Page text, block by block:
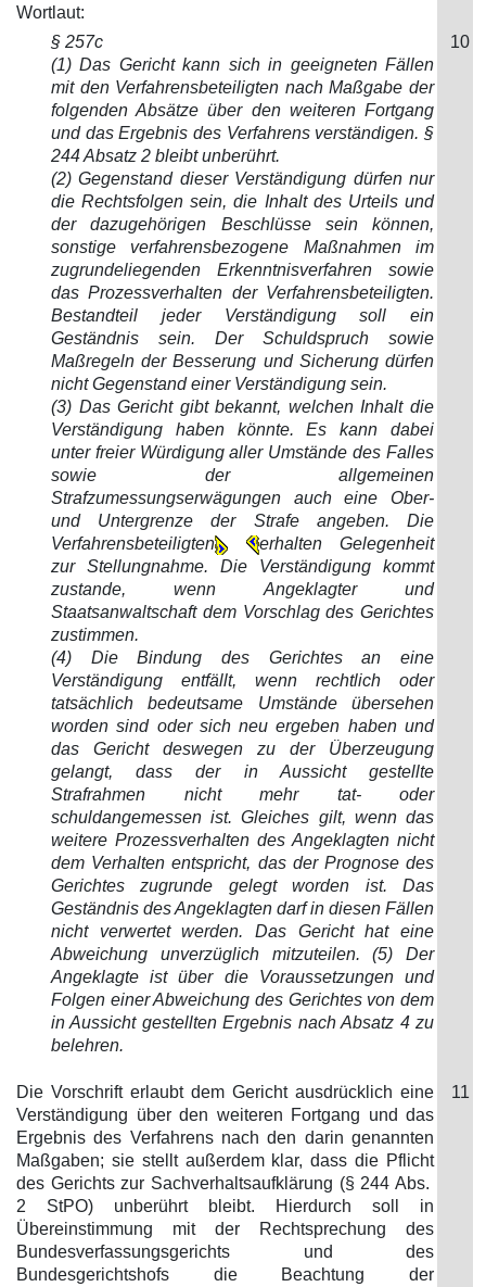
Wortlaut:
§ 257c
(1) Das Gericht kann sich in geeigneten Fällen
mit den Verfahrensbeteiligten nach Maßgabe der
folgenden Absätze über den weiteren Fortgang
und das Ergebnis des Verfahrens verständigen. §
244 Absatz 2 bleibt unberührt.
(2) Gegenstand dieser Verständigung dürfen nur
die Rechtsfolgen sein, die Inhalt des Urteils und
der dazugehörigen Beschlüsse sein können,
sonstige verfahrensbezogene Maßnahmen im
zugrundeliegenden Erkenntnisverfahren sowie
das Prozessverhalten der Verfahrensbeteiligten.
Bestandteil jeder Verständigung soll ein
Geständnis sein. Der Schuldspruch sowie
Maßregeln der Besserung und Sicherung dürfen
nicht Gegenstand einer Verständigung sein.
(3) Das Gericht gibt bekannt, welchen Inhalt die
Verständigung haben könnte. Es kann dabei
unter freier Würdigung aller Umstände des Falles
sowie der allgemeinen
Strafzumessungserwägungen auch eine Ober-
und Untergrenze der Strafe angeben. Die
Verfahrensbeteiligten
erhalten Gelegenheit
zur Stellungnahme. Die Verständigung kommt
zustande, wenn Angeklagter und
Staatsanwaltschaft dem Vorschlag des Gerichtes
zustimmen.
(4) Die Bindung des Gerichtes an eine
Verständigung entfällt, wenn rechtlich oder
tatsächlich bedeutsame Umstände übersehen
worden sind oder sich neu ergeben haben und
das Gericht deswegen zu der Überzeugung
gelangt, dass der in Aussicht gestellte
Strafrahmen nicht mehr tat- oder
schuldangemessen ist. Gleiches gilt, wenn das
weitere Prozessverhalten des Angeklagten nicht
dem Verhalten entspricht, das der Prognose des
Gerichtes zugrunde gelegt worden ist. Das
Geständnis des Angeklagten darf in diesen Fällen
nicht verwertet werden. Das Gericht hat eine
Abweichung unverzüglich mitzuteilen. (5) Der
Angeklagte ist über die Voraussetzungen und
Folgen einer Abweichung des Gerichtes von dem
in Aussicht gestellten Ergebnis nach Absatz 4 zu
belehren.
10
Die Vorschrift erlaubt dem Gericht ausdrücklich eine
Verständigung über den weiteren Fortgang und das
Ergebnis des Verfahrens nach den darin genannten
Maßgaben; sie stellt außerdem klar, dass die Pflicht
des Gerichts zur Sachverhaltsaufklärung (§ 244 Abs.
2 StPO) unberührt bleibt. Hierdurch soll in
Übereinstimmung mit der Rechtsprechung des
Bundesverfassungsgerichts und des
Bundesgerichtshofs die Beachtung der
11